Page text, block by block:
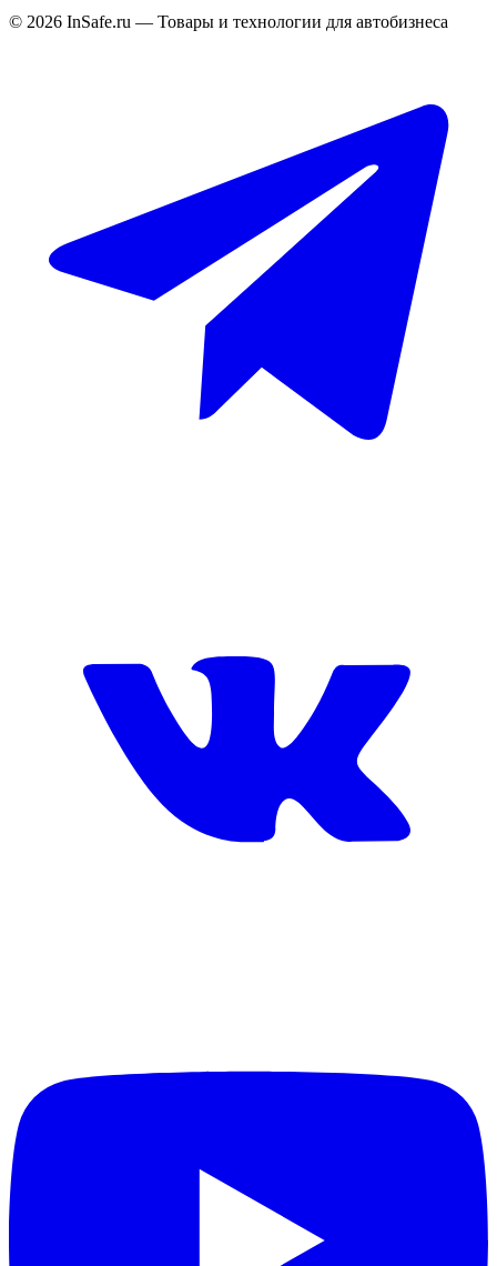
© 2026 InSafe.ru — Товары и технологии для автобизнеса